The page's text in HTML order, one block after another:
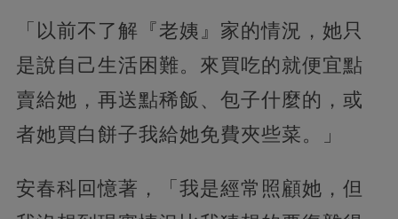
「以前不了解『老姨』家的情況，她只
是說自己生活困難。來買吃的就便宜點
賣給她，再送點稀飯、包子什麼的，或
者她買白餅子我給她免費夾些菜。」
安春科回憶著，「我是經常照顧她，但